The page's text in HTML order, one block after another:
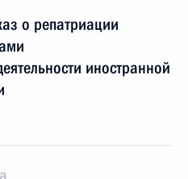
о репатриации
иностранной